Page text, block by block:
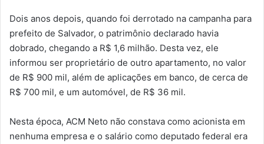
Dois anos depois, quando foi derrotado na campanha para
prefeito de Salvador, o patrimônio declarado havia
dobrado, chegando a R$ 1,6 milhão. Desta vez, ele
informou ser proprietário de outro apartamento, no valor
de R$ 900 mil, além de aplicações em banco, de cerca de
R$ 700 mil, e um automóvel, de R$ 36 mil.
Nesta época, ACM Neto não constava como acionista em
nenhuma empresa e o salário como deputado federal era